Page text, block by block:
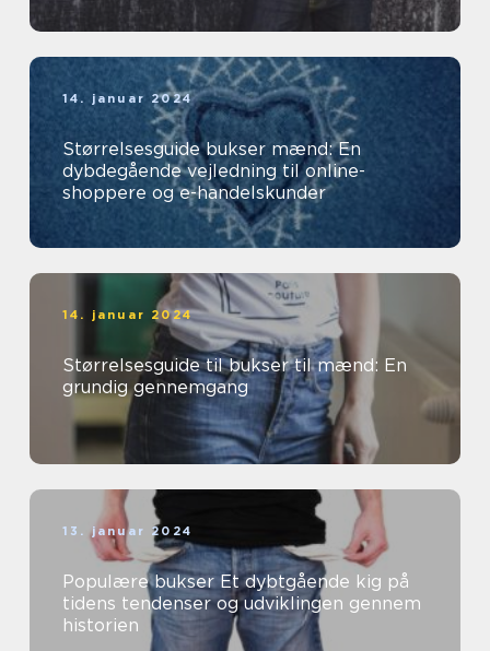
14. januar 2024
Størrelsesguide bukser mænd: En
dybdegående vejledning til online-
shoppere og e-handelskunder
14. januar 2024
Størrelsesguide til bukser til mænd: En
grundig gennemgang
13. januar 2024
Populære bukser Et dybtgående kig på
tidens tendenser og udviklingen gennem
historien